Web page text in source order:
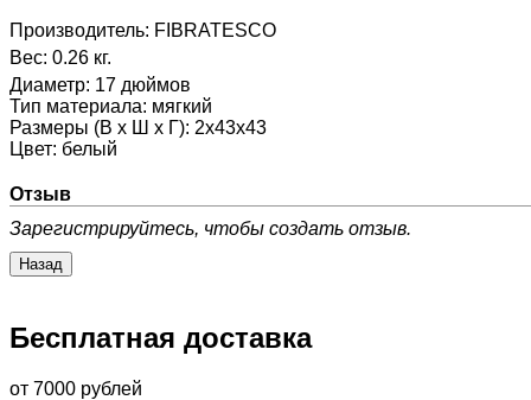
Производитель: FIBRATESCO
Вес: 0.26 кг.
Диаметр: 17 дюймов
Тип материала: мягкий
Размеры (В х Ш х Г): 2х43х43
Цвет: белый
Отзыв
Зарегистрируйтесь, чтобы создать отзыв.
Бесплатная доставка
от 7000 рублей